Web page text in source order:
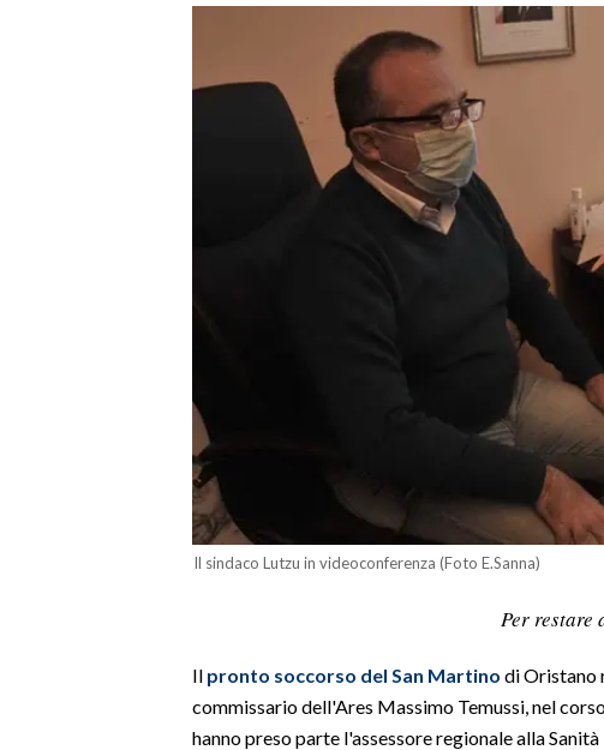
Il sindaco Lutzu in videoconferenza (Foto E.Sanna)
Per restare
Il pronto soccorso del San Martino di Oristano
commissario dell'Ares Massimo Temussi, nel
hanno preso parte l'assessore regionale alla